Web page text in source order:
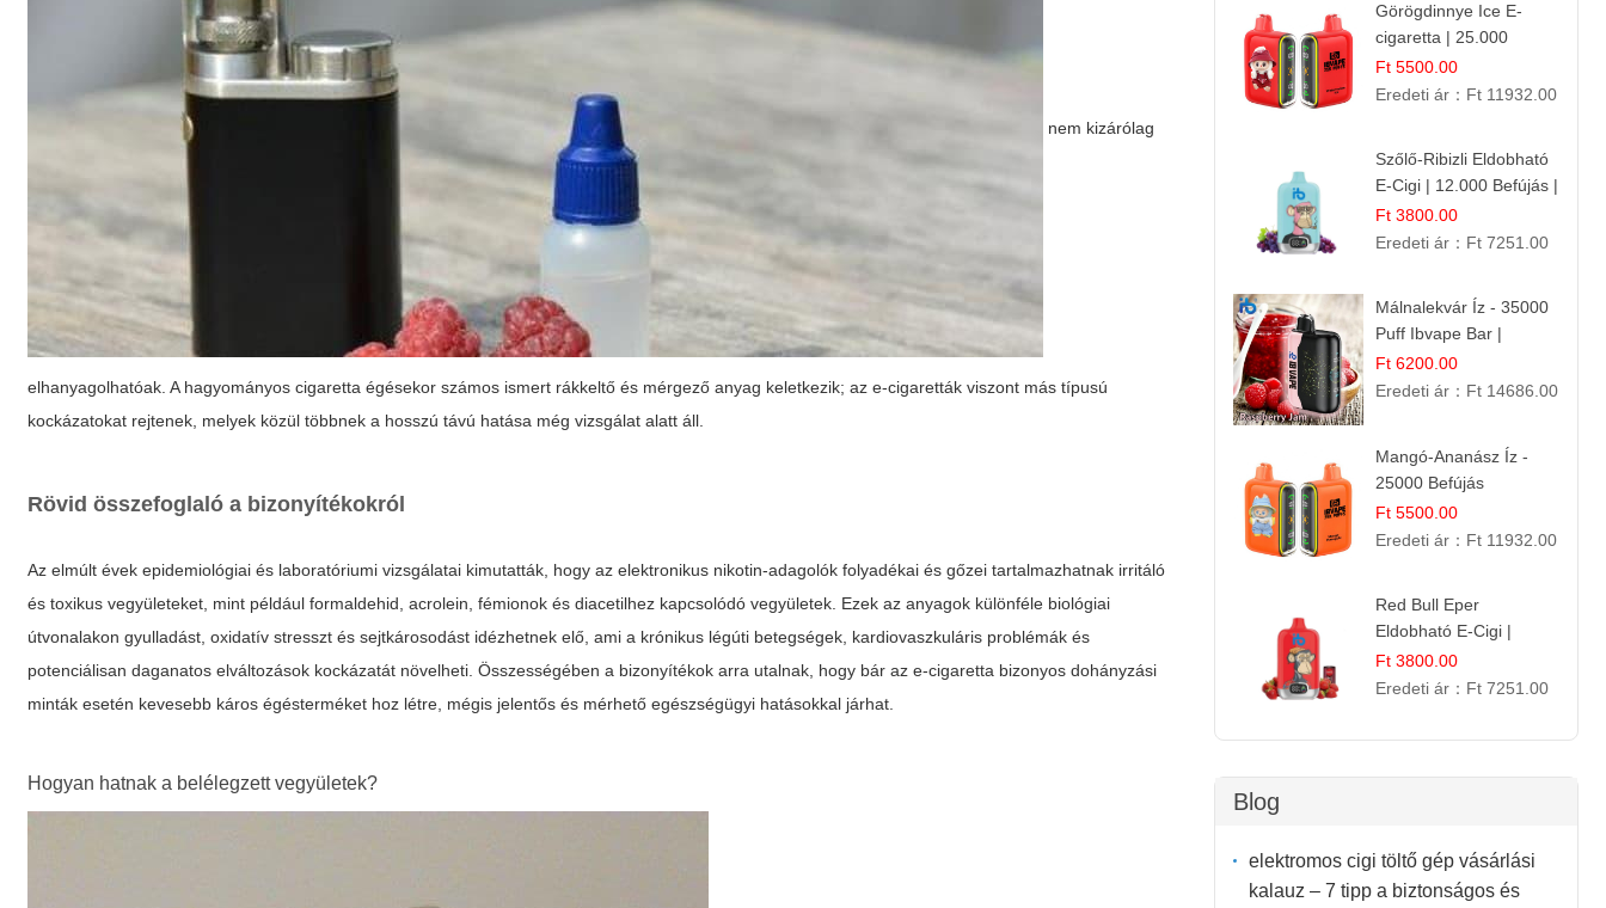
nem kizárólag
elhanyagolhatóak. A hagyományos cigaretta égésekor számos ismert rákkeltő és mérgező anyag keletkezik; az e-cigaretták viszont más típusú
kockázatokat rejtenek, melyek közül többnek a hosszú távú hatása még vizsgálat alatt áll.
Rövid összefoglaló a bizonyítékokról
Az elmúlt évek epidemiológiai és laboratóriumi vizsgálatai kimutatták, hogy az elektronikus nikotin-adagolók folyadékai és gőzei tartalmazhatnak irritáló
és toxikus vegyületeket, mint például formaldehid, acrolein, fémionok és diacetilhez kapcsolódó vegyületek. Ezek az anyagok különféle biológiai
útvonalakon gyulladást, oxidatív stresszt és sejtkárosodást idézhetnek elő, ami a krónikus légúti betegségek, kardiovaszkuláris problémák és
potenciálisan daganatos elváltozások kockázatát növelheti. Összességében a bizonyítékok arra utalnak, hogy bár az e-cigaretta bizonyos dohányzási
minták esetén kevesebb káros égésterméket hoz létre, mégis jelentős és mérhető egészségügyi hatásokkal járhat.
Hogyan hatnak a belélegzett vegyületek?
Görögdinnye Ice E-
cigaretta | 25.000
Befújás | Premium E-
Liquid
Ft 5500.00
Eredeti ár： Ft 11932.00
Szőlő-Ribizli Eldobható
E-Cigi | 12.000 Befújás |
Friss Gyümölcs Íz
Ft 3800.00
Eredeti ár： Ft 7251.00
Málnalekvár Íz - 35000
Puff Ibvape Bar |
Gazdag Gyümölcsös
Ízélmény!
Ft 6200.00
Eredeti ár： Ft 14686.00
Mangó-Ananász Íz -
25000 Befújás
Eldobható E-ciga |
Trópusi Gyümölcs
Ft 5500.00
Eredeti ár： Ft 11932.00
Red Bull Eper
Eldobható E-Cigi |
Energiaital Íz | Készülék
Használat
Ft 3800.00
Eredeti ár： Ft 7251.00
Blog
elektromos cigi töltő gép vásárlási
kalauz – 7 tipp a biztonságos és